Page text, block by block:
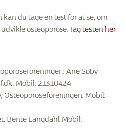
du tage en test for at se, om
osteoporose.Tag testen her
Ane Søby
Mobil: 21310424
Osteoporoseforeningen. Mobil:
Bente Langdahl. Mobil: